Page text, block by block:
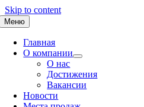
Skip to content
Меню
Главная
О компании
О нас
Достижения
Вакансии
Новости